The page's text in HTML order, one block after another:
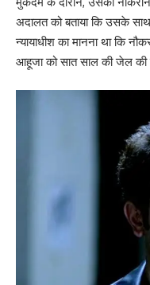
अदालत को बताया कि उसके
न्यायाधीश का मानना ​​​​था कि
आहूजा को सात साल की जेल की